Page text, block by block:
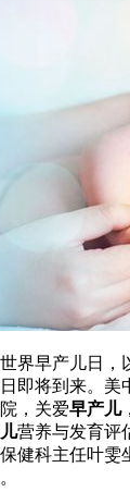
界早产儿日，
即将到来。
，关爱早产儿
营养与发育评
健科主任叶雯